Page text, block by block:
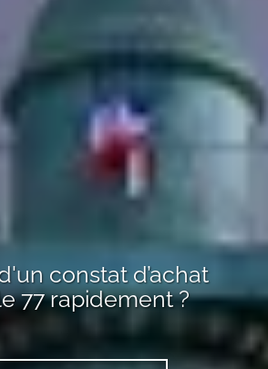
constat d’achat
77rapidement ?